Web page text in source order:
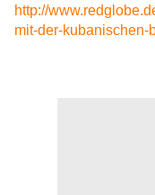
http://
mit-der-